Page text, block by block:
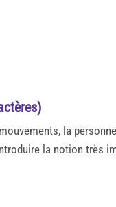
la
la notion très